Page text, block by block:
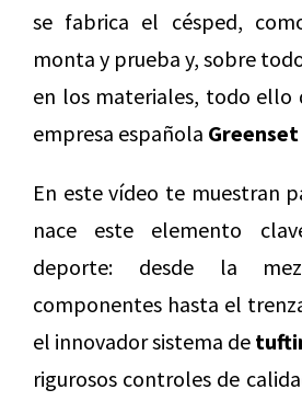
se fabrica el césped,
monta y prueba y, sobre
en los materiales, todo ello
empresa española Greenset
En este vídeo te muestran
nace este elemento
deporte: desde la
componentes hasta el
el innovador sistema de
rigurosos controles de